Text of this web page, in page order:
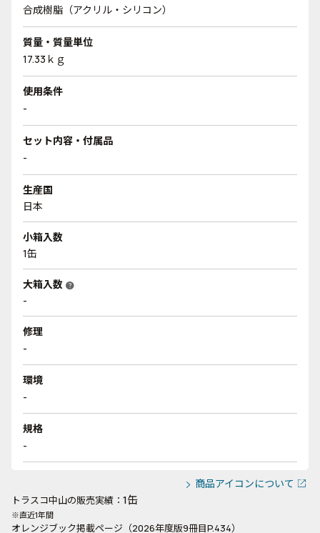
合成樹脂（アクリル・シリコン）
質量・質量単位
17.33ｋｇ
使用条件
-
セット内容・付属品
-
生産国
日本
小箱入数
1缶
大箱入数 help
-
修理
-
環境
-
規格
-
商品アイコンについて
トラスコ中山の販売実績： 1缶
※直近1年間
オレンジブック掲載ページ（2026年度版9冊目P.434）